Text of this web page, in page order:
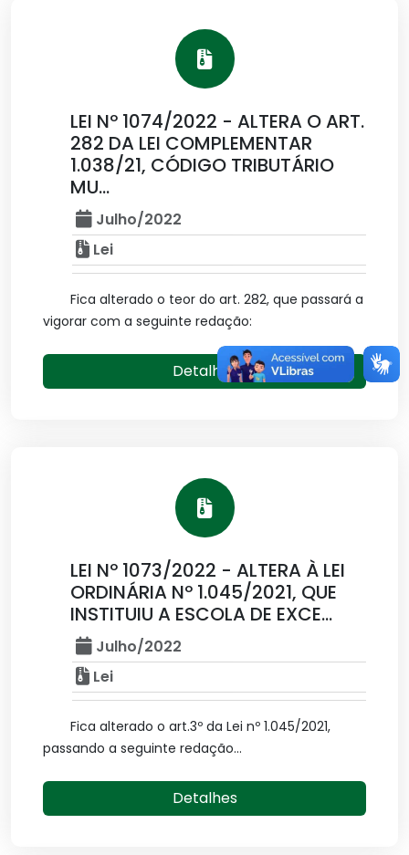
LEI Nº 1074/2022 - ALTERA O ART.
282 DA LEI COMPLEMENTAR
1.038/21, CÓDIGO TRIBUTÁRIO
MU...
Julho/2022
Lei
Fica alterado o teor do art. 282, que passará a
vigorar com a seguinte redação:
Detalhes
LEI Nº 1073/2022 - ALTERA À LEI
ORDINÁRIA Nº 1.045/2021, QUE
INSTITUIU A ESCOLA DE EXCE...
Julho/2022
Lei
Fica alterado o art.3º da Lei nº 1.045/2021,
passando a seguinte redação...
Detalhes